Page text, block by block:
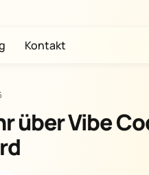
Kontakt
über Vibe